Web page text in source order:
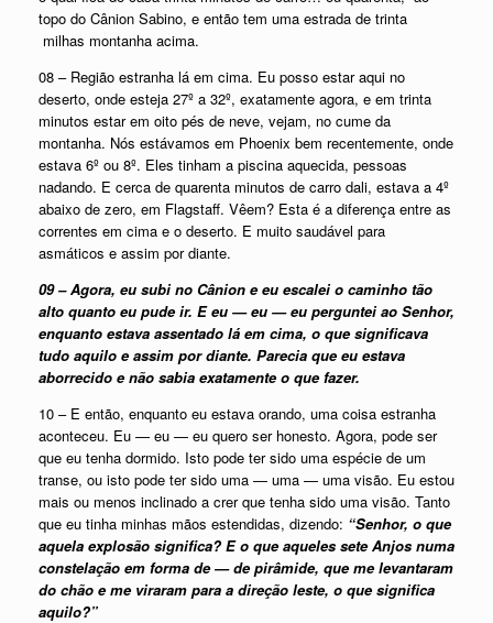
topo do Cânion Sabino, e então tem uma estrada de trinta
milhas montanha acima.
08 – Região estranha lá em cima. Eu posso estar aqui no
deserto, onde esteja 27º a 32º, exatamente agora, e em trinta
minutos estar em oito pés de neve, vejam, no cume da
montanha. Nós estávamos em Phoenix bem recentemente, onde
estava 6º ou 8º. Eles tinham a piscina aquecida, pessoas
nadando. E cerca de quarenta minutos de carro dali, estava a 4º
abaixo de zero, em Flagstaff. Vêem? Esta é a diferença entre as
correntes em cima e o deserto. E muito saudável para
asmáticos e assim por diante.
09 – Agora, eu subi no Cânion e eu escalei o caminho tão
alto quanto eu pude ir. E eu — eu — eu perguntei ao Senhor,
enquanto estava assentado lá em cima, o que significava
tudo aquilo e assim por diante. Parecia que eu estava
aborrecido e não sabia exatamente o que fazer.
10 – E então, enquanto eu estava orando, uma coisa estranha
aconteceu. Eu — eu — eu quero ser honesto. Agora, pode ser
que eu tenha dormido. Isto pode ter sido uma espécie de um
transe, ou isto pode ter sido uma — uma — uma visão. Eu estou
mais ou menos inclinado a crer que tenha sido uma visão. Tanto
que eu tinha minhas mãos estendidas, dizendo: “Senhor, o que
aquela explosão significa? E o que aqueles sete Anjos numa
constelação em forma de — de pirâmide, que me levantaram
do chão e me viraram para a direção leste, o que significa
aquilo?”